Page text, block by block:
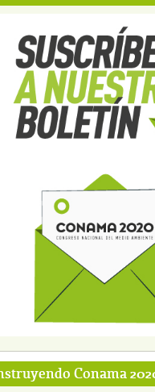
Conama